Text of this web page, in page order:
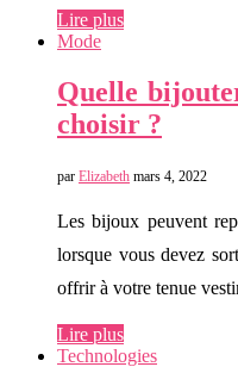
Lire plus
Mode
Quelle
choisir ?
par Elizabeth mars 4, 2022
Les bijoux peuvent
lorsque vous devez
offrir à votre tenue
Lire plus
Technologies